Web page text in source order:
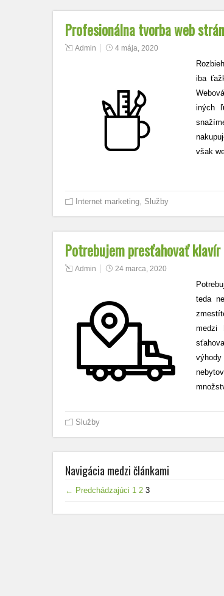
Profesionálna tvorba web
Admin 4 mája, 2020
iba
iných
však
Internet marketing Služby
Potrebujem presťahovať klavír
Admin 24 marca, 2020
teda
medzi
výhody
Služby
Navigácia medzi článkami
← Predchádzajúci 1 2 3